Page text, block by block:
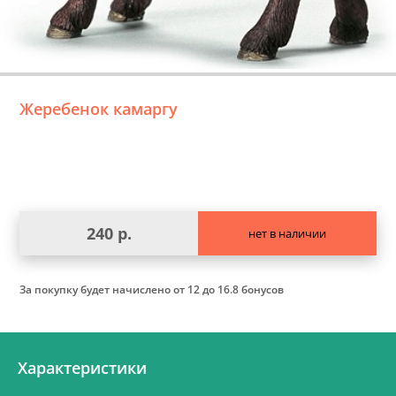
Жеребенок камаргу
240 р. нет в наличии
За покупку будет начисленоот 12 до 16.8 бонусов
Характеристики